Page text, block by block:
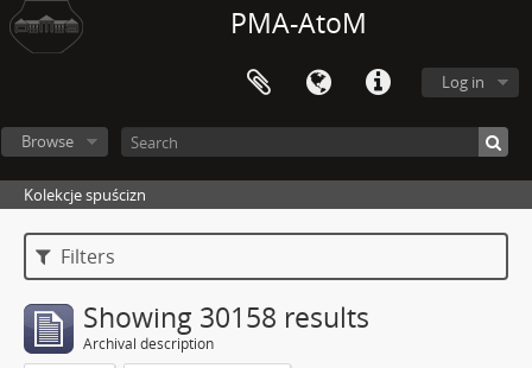
PMA-AtoM
Log in
Browse
Kolekcje spuścizn
Filters
Showing 30158 results
Archival description